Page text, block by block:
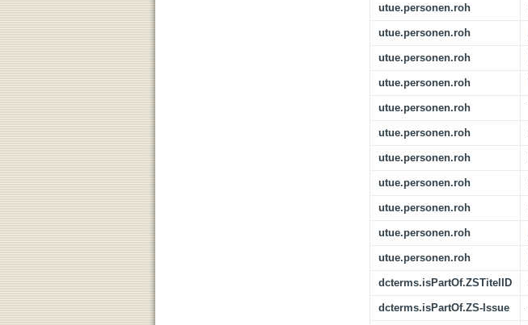
utue.personen.roh
utue.personen.roh
utue.personen.roh
utue.personen.roh
utue.personen.roh
utue.personen.roh
utue.personen.roh
utue.personen.roh
utue.personen.roh
utue.personen.roh
utue.personen.roh
dcterms.isPartOf.ZSTitelID
dcterms.isPartOf.ZS-Issue